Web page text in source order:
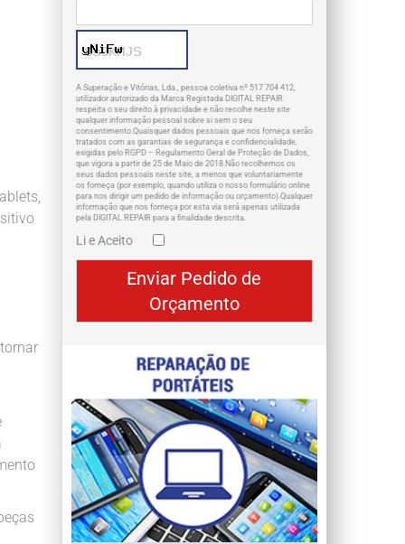
A Superação e Vitórias, Lda., pessoa coletiva nº 517 704 412,
utilizador autorizado da Marca Registada DIGITAL REPAIR
respeita o seu direito à privacidade e não recolhe neste site
qualquer informação pessoal sobre si sem o seu
consentimento.Quaisquer dados pessoais que nos forneça serão
tratados com as garantias de segurança e confidencialidade,
exigidas pelo RGPD – Regulamento Geral de Proteção de Dados,
que vigora a partir de 25 de Maio de 2018.Não recolhemos os
seus dados pessoais neste site, a menos que voluntariamente
os forneça (por exemplo, quando utiliza o nosso formulário online
para nos dirigir um pedido de informação ou orçamento).Qualquer
informação que nos forneça por esta via será apenas utilizada
pela DIGITAL REPAIR para a finalidade descrita.
Li e Aceito